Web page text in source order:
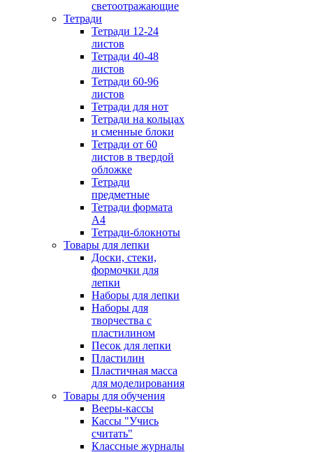
светоотражающие
Тетради
Тетради 12-24
листов
Тетради 40-48
листов
Тетради 60-96
листов
Тетради для нот
Тетради на кольцах
и сменные блоки
Тетради от 60
листов в твердой
обложке
Тетради
предметные
Тетради формата
А4
Тетради-блокноты
Товары для лепки
Доски, стеки,
формочки для
лепки
Наборы для лепки
Наборы для
творчества с
пластилином
Песок для лепки
Пластилин
Пластичная масса
для моделирования
Товары для обучения
Вееры-кассы
Кассы "Учись
считать"
Классные журналы